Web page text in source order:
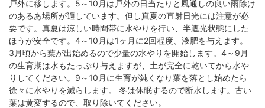
戸外に移します。5～10月は戸外の日当たりと風通しの良い雨除け
のあるあ場所が適しています。但し真夏の直射日光には注意が必
要です。真夏は涼しい時間帯に水やりを行い、半遮光状態にした
ほうが安全です。4～10月は1ヶ月に2回程度、液肥を与えます。
3月頃から葉が出始めるので少量の水やりを開始します。4～9月
の生育期は水もたっぷり与えますが、土が完全に乾いてから水や
りしてください。9～10月に生育が鈍くなり葉を落とし始めたら
徐々に水やりを減らします。 冬は休眠するので断水します。古い
葉は黄変するので、取り除いてください。